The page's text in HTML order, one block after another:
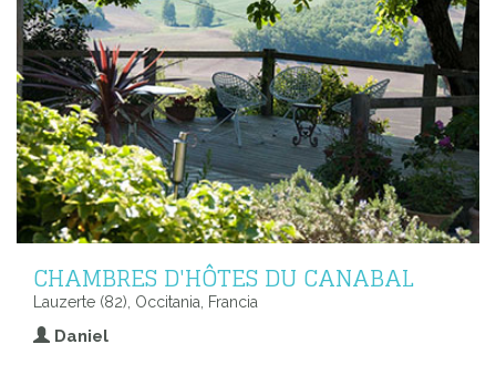
CHAMBRES D'HÔTES DU CANABAL
Lauzerte (82), Occitania, Francia
Daniel